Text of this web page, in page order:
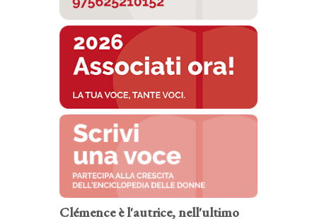
Clémence è l'autrice, nell'ultimo